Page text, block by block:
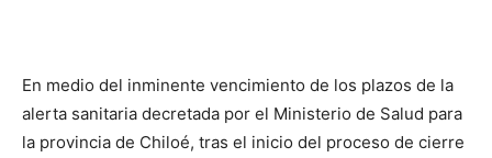
En medio del inminente vencimiento de los plazos de la
alerta sanitaria decretada por el Ministerio de Salud para
la provincia de Chiloé, tras el inicio del proceso de cierre